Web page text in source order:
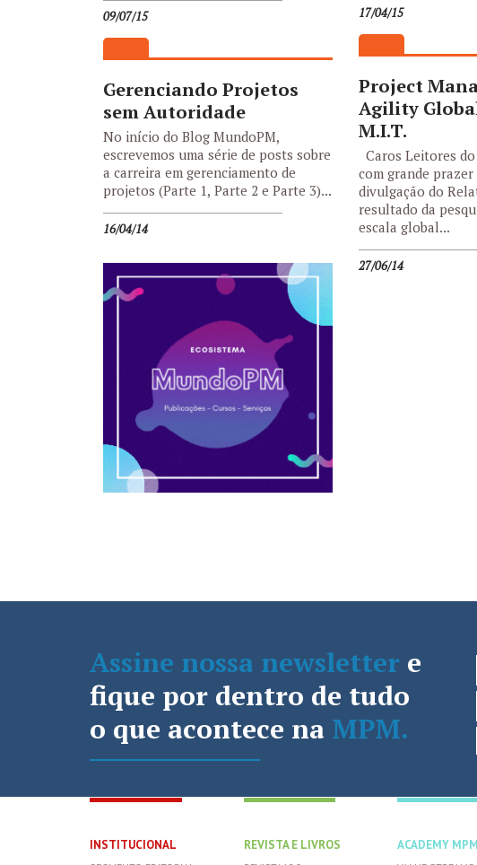
09/07/15 17/04/15
Project
Agility
M.I.T.
Caros Leitores
com grande
divulgação do
resultado da
escala global...
27/06/14
Gerenciando Projetos
sem Autoridade
No início do Blog MundoPM,
escrevemos uma série de posts sobre
a carreira em gerenciamento de
projetos (Parte 1, Parte 2 e Parte 3)...
16/04/14
Assine nossa newsletter e
fique por dentro de tudo
o que acontece na MPM.
INSTITUCIONAL REVISTA E LIVROS ACADEMY MPM